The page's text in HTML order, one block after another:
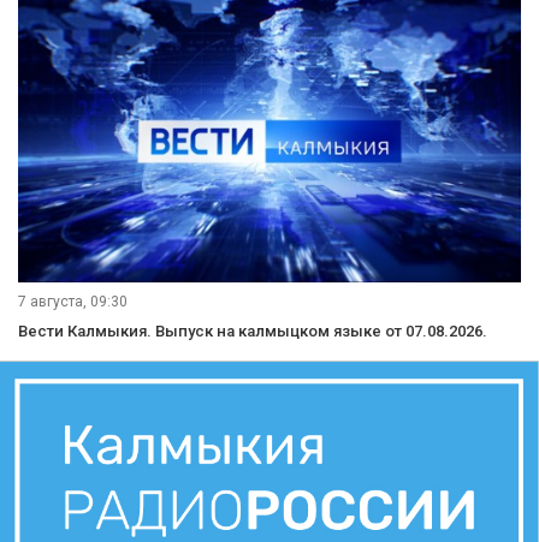
7 августа, 09:30
Вести Калмыкия. Выпуск на калмыцком языке от 07.08.2026.